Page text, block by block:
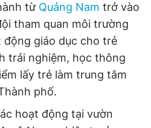
từ Quảng Nam trở vào
tham quan môi trường
động giáo dục cho trẻ
trải nghiệm, học thông
lấy trẻ làm trung tâm
phố.
hoạt động tại vườn